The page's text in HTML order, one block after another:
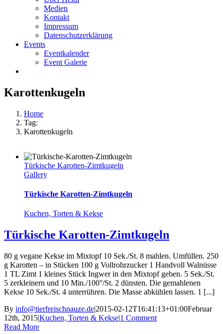
Medien
Kontakt
Impressum
Datenschutzerklärung
Events
Eventkalender
Event Galerie
Karottenkugeln
Home
Tag:
Karottenkugeln
Türkische Karotten-Zimtkugeln
Gallery
Türkische Karotten-Zimtkugeln
Kuchen, Torten & Kekse
Türkische Karotten-Zimtkugeln
80 g vegane Kekse im Mixtopf 10 Sek./St. 8 mahlen. Umfüllen. 250
g Karotten – in Stücken 100 g Vollrohrzucker 1 Handvoll Walnüsse
1 TL Zimt 1 kleines Stück Ingwer in den Mixtopf geben. 5 Sek./St.
5 zerkleinern und 10 Min./100°/St. 2 dünsten. Die gemahlenen
Kekse 10 Sek./St. 4 unterrühren. Die Masse abkühlen lassen. 1 [...]
By info@tierfreischnauze.de|2015-02-12T16:41:13+01:00Februar
12th, 2015|Kuchen, Torten & Kekse|1 Comment
Read More